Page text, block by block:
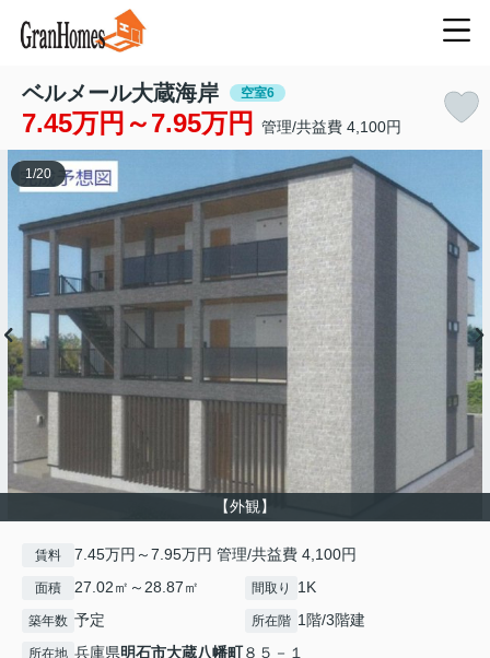
ベルメール大蔵海岸 空室6
7.45万円～7.95万円 管理/共益費 4,100円
【外観】
1 /20
賃料 7.45万円～7.95万円 管理/共益費 4,100円
面積 27.02㎡～28.87㎡ 間取り 1K
築年数 予定 所在階 1階/3階建
所在地 兵庫県明石市大蔵八幡町８５－１